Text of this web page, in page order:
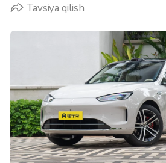
Tavsiya qilish